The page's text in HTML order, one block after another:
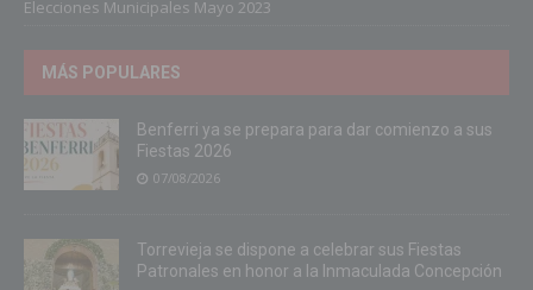
Elecciones Municipales Mayo 2023
MÁS POPULARES
Benferri ya se prepara para dar comienzo a sus
Fiestas 2026
07/08/2026
Torrevieja se dispone a celebrar sus Fiestas
Patronales en honor a la Inmaculada Concepción